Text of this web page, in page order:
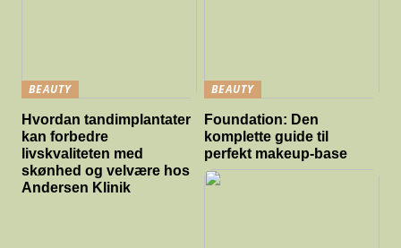
BEAUTY
Hvordan tandimplantater
kan forbedre
livskvaliteten med
skønhed og velvære hos
Andersen Klinik
BEAUTY
Foundation: Den
komplette guide til
perfekt makeup-base